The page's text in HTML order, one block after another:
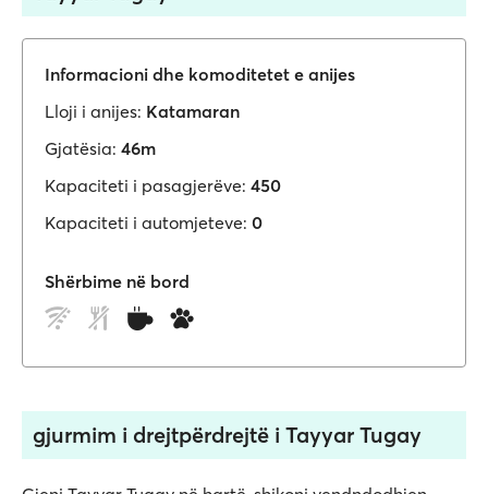
Informacioni dhe komoditetet e anijes
Lloji i anijes: Katamaran
Gjatësia: 46m
Kapaciteti i pasagjerëve: 450
Kapaciteti i automjeteve: 0
Shërbime në bord
gjurmim i drejtpërdrejtë i Tayyar Tugay